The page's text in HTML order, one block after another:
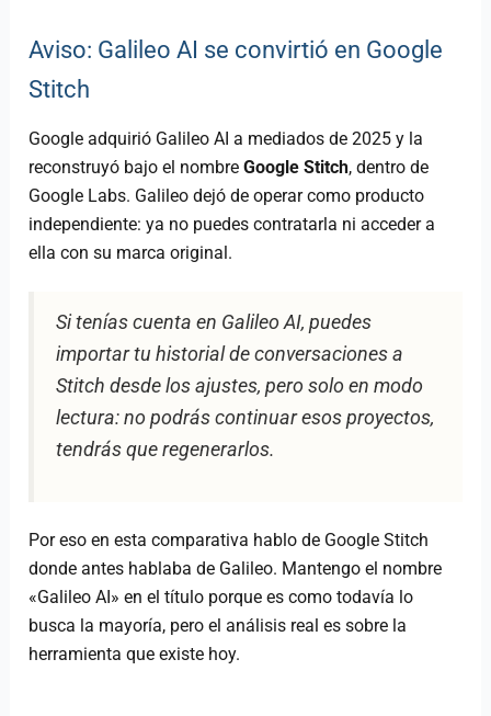
Aviso: Galileo AI se convirtió en Google
Stitch
Google adquirió Galileo AI a mediados de 2025 y la
reconstruyó bajo el nombreGoogle Stitch, dentro de
Google Labs. Galileo dejó de operar como producto
independiente: ya no puedes contratarla ni acceder a
ella con su marca original.
Si tenías cuenta en Galileo AI, puedes
importar tu historial de conversaciones a
Stitch desde los ajustes, pero solo en modo
lectura: no podrás continuar esos proyectos,
tendrás que regenerarlos.
Por eso en esta comparativa hablo de Google Stitch
donde antes hablaba de Galileo. Mantengo el nombre
«Galileo AI» en el título porque es como todavía lo
busca la mayoría, pero el análisis real es sobre la
herramienta que existe hoy.